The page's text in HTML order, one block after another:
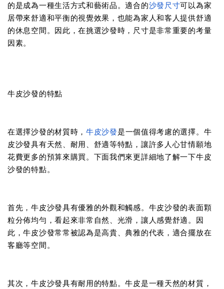
的是成為一種生活方式和藝術品。適合的沙發尺寸可以為家
居帶來舒適和平衡的視覺效果，也能為家人和客人提供舒適
的休息空間。因此，在挑選沙發時，尺寸是非常重要的考量
因素。
牛皮沙發的特點
在選擇沙發的材質時， 牛皮沙發是一個值得考慮的選擇。牛
皮沙發具有天然、耐用、舒適等特點，讓許多人心甘情願地
花費更多的預算來購買。下面我們來更詳細地了解一下牛皮
沙發的特點。
首先，牛皮沙發具有優雅的外觀和觸感。牛皮沙發的表面顆
粒分佈均勻，看起來非常自然、光滑，讓人感覺舒適。因
此，牛皮沙發常常被認為是高貴、典雅的代表，適合擺放在
客廳等空間。
其次，牛皮沙發具有耐用的特點。牛皮是一種天然的材質，